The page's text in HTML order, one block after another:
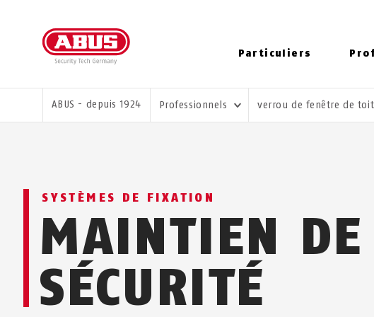
Particuliers
VOUS ÊTES ICI:
ABUS - depuis 1924 Professionnels verrou de fenêtre de toit
SYSTÈMES DE FIXATION
MAINTIEN
SÉCURITÉ